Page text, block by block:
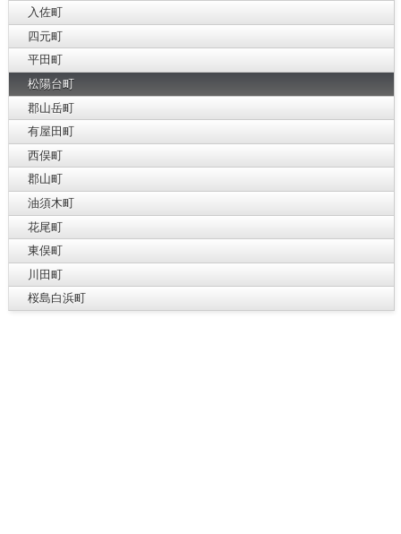
入佐町
四元町
平田町
松陽台町
郡山岳町
有屋田町
西俣町
郡山町
油須木町
花尾町
東俣町
川田町
桜島白浜町